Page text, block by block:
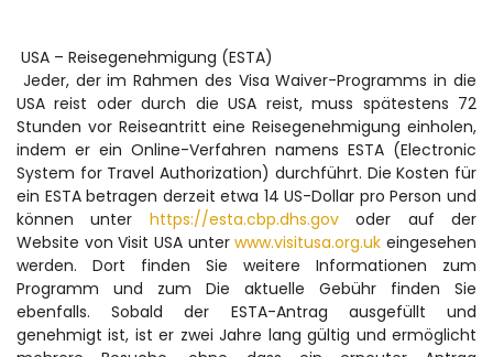
USA – Reisegenehmigung (ESTA)
USA reist oder durch die USA reist, muss spätestens 72
Stunden vor Reiseantritt eine Reisegenehmigung einholen,
indem er ein Online-Verfahren namens ESTA (Electronic
System for Travel Authorization) durchführt. Die Kosten für
ein ESTA betragen derzeit etwa 14 US-Dollar pro Person und
können unter https://esta.cbp.dhs.gov oder auf der
Website von Visit USA unter www.visitusa.org.uk eingesehen
werden. Dort finden Sie weitere Informationen zum
Programm und zum Die aktuelle Gebühr finden Sie
ebenfalls. Sobald der ESTA-Antrag ausgefüllt und
genehmigt ist, ist er zwei Jahre lang gültig und ermöglicht